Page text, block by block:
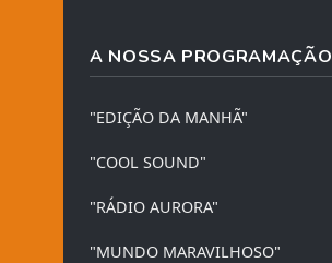
A NOSSA PROGRAMAÇÃO
"EDIÇÃO DA MANHÃ"
"COOL SOUND"
"RÁDIO AURORA"
"MUNDO MARAVILHOSO"